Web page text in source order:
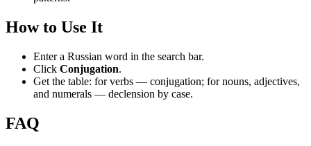
How to Use It
Enter a Russian word in the search bar.
Click Conjugation.
Get the table: for verbs — conjugation; for nouns, adjectives,
and numerals — declension by case.
FAQ